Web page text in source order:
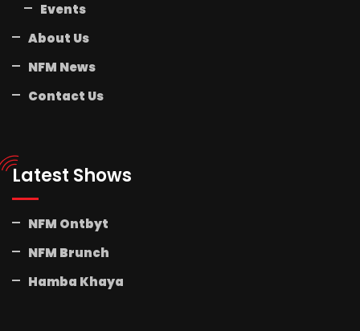
Events
About Us
NFM News
Contact Us
Latest Shows
NFM Ontbyt
NFM Brunch
Hamba Khaya